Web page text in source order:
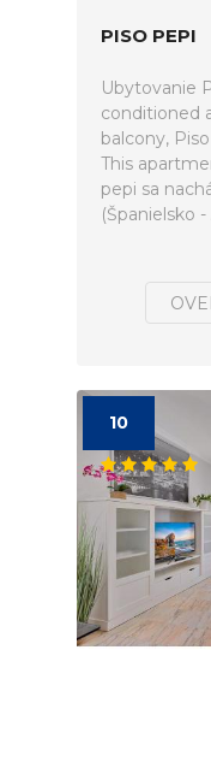
PISO PEPI
Ubytovanie
conditioned
balcony,
This
pepi sa
(Španielsko
10